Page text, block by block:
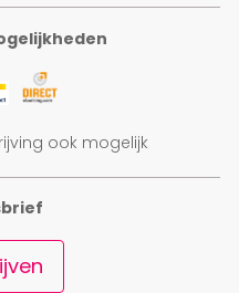
ook mogelijk